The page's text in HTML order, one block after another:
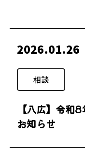
2026.01.26
相談
【八広】令和
お知らせ